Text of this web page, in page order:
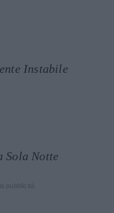
Instabile
Sola Notte